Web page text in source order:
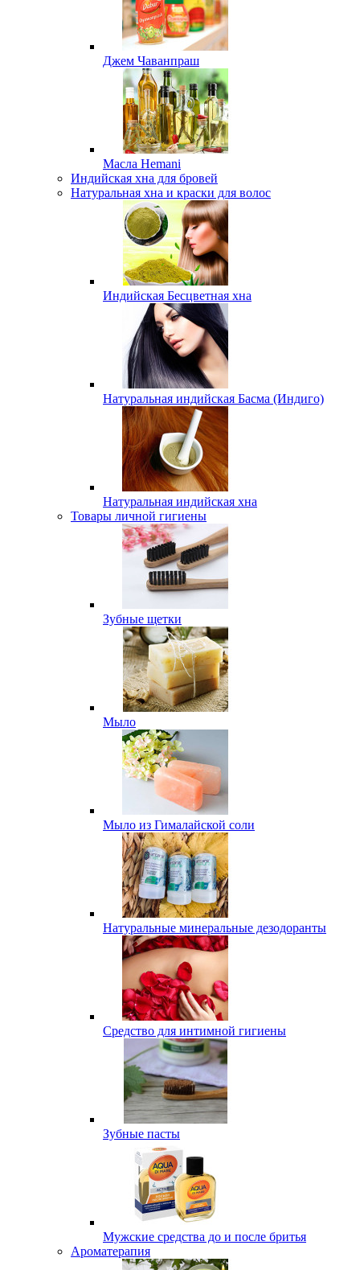
Джем Чаванпраш
Масла Hemani
Индийская хна для бровей
Натуральная хна и краски для волос
Индийская Бесцветная хна
Натуральная индийская Басма (Индиго)
Натуральная индийская хна
Товары личной гигиены
Зубные щетки
Мыло
Мыло из Гималайской соли
Натуральные минеральные дезодоранты
Средство для интимной гигиены
Зубные пасты
Мужские средства до и после бритья
Ароматерапия